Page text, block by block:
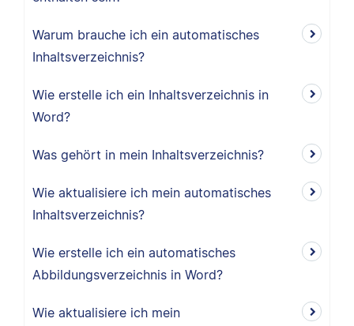
Warum brauche ich ein automatisches
Inhaltsverzeichnis?
Wie erstelle ich ein Inhaltsverzeichnis in
Word?
Was gehört in mein Inhaltsverzeichnis?
Wie aktualisiere ich mein automatisches
Inhaltsverzeichnis?
Wie erstelle ich ein automatisches
Abbildungsverzeichnis in Word?
Wie aktualisiere ich mein